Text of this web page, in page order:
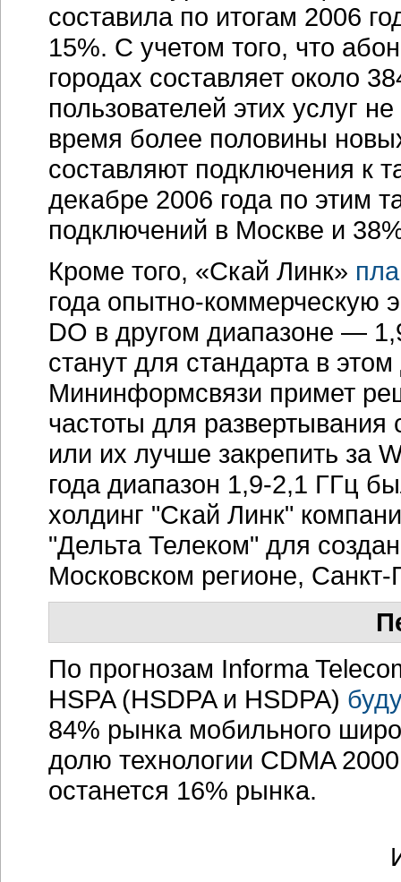
составила по итогам 2006
15%. С учетом того, что
городах составляет около
пользователей этих услуг
время более половины
составляют подключения к
декабре 2006 года по этим
подключений в Москве и
Кроме того, «Скай Линк»
года опытно-коммерческую
DO в другом диапазоне —
станут для стандарта в
Мининформсвязи примет
частоты для развертывания
или их лучше закрепить за
года диапазон 1,9-2,1 ГГц
холдинг "Скай Линк"
"Дельта Телеком" для
Московском регионе,
По прогнозам Informa
HSPA (HSDPA и НSDPA)
84% рынка мобильного
долю технологии CDMA
останется 16% рынка.